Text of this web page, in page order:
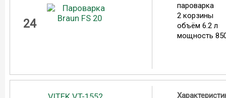
24
пароварка
2 корзины
объём 6.2 л
мощность